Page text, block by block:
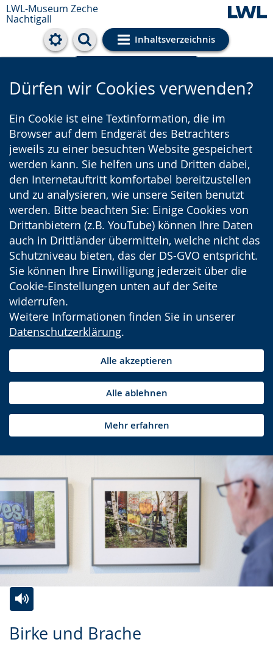
LWL-Museum Zeche
Nachtigall
Inhaltsverzeichnis
Cookie-Einstellungen
Dürfen wir Cookies verwenden?
Ein Cookie ist eine Textinformation, die im
Browser auf dem Endgerät des Betrachters
jeweils zu einer besuchten Website gespeichert
werden kann. Sie helfen uns und Dritten dabei,
den Internetauftritt komfortabel bereitzustellen
und zu analysieren, wie unsere Seiten benutzt
werden. Bitte beachten Sie: Einige Cookies von
Drittanbietern (z.B. YouTube) können Ihre Daten
auch in Drittländer übermitteln, welche nicht das
Schutzniveau bieten, das der DS-GVO entspricht.
Sie können Ihre Einwilligung jederzeit über die
Cookie-Einstellungen unten auf der Seite
widerrufen.
Weitere Informationen finden Sie in unserer
Datenschutzerklärung.
Alle akzeptieren
Alle ablehnen
Mehr erfahren
Birke und Brache
Leichten
Audio-
Video